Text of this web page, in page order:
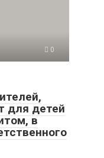
0
для детей
в